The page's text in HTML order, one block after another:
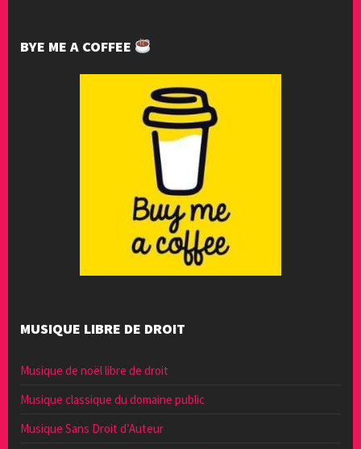
BYE ME A COFFEE
MUSIQUE LIBRE DE DROIT
Musique de noël libre de droit
Musique classique du domaine public
Musique Sans Droit d’Auteur